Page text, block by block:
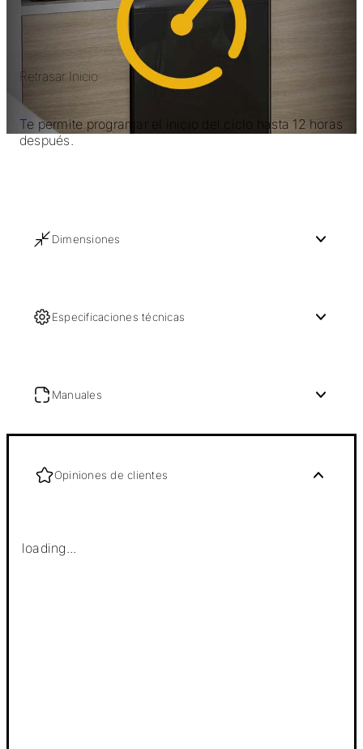
Retrasar Inicio
Te permite programar el inicio del ciclo hasta 12 horas
después.
Dimensiones
Especificaciones técnicas
Manuales
Opiniones de clientes
loading...